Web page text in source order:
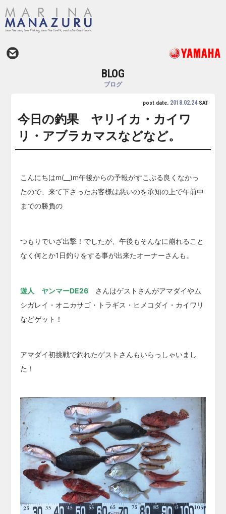
BLOG
ブログ
post date. 2018.02.24SAT
今日の釣果 ヤリイカ・カイワ
リ・アブラカマスなどなど。
こんにちはm(__)m午後からの予報がすこぶる良くなかっ
たので、来て下さったお客様は悪いのを承知の上で午前中
までの勝負の
つもりでいざ出撃！でしたが、午後もそんなに崩れること
なく何とか1日釣りをする事が出来たオーナーさんも。
遊人 ヤンマーDE26 さんはゲストさんがアマダイやム
シガレイ・オニカサゴ・トラギス・ヒメコダイ・カイワリ
などゲット！
アマダイ初挑戦で釣れたゲストさんもいらっしゃいまし
た！